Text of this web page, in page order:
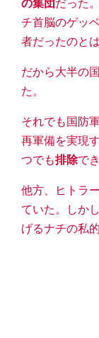
の集団 だった
チ首脳のゲッ
者だったのと
だから大半の
た。
それでも国防
再軍備を実現
つでも排除で
他方、ヒトラ
ていた。しか
げるナチの私